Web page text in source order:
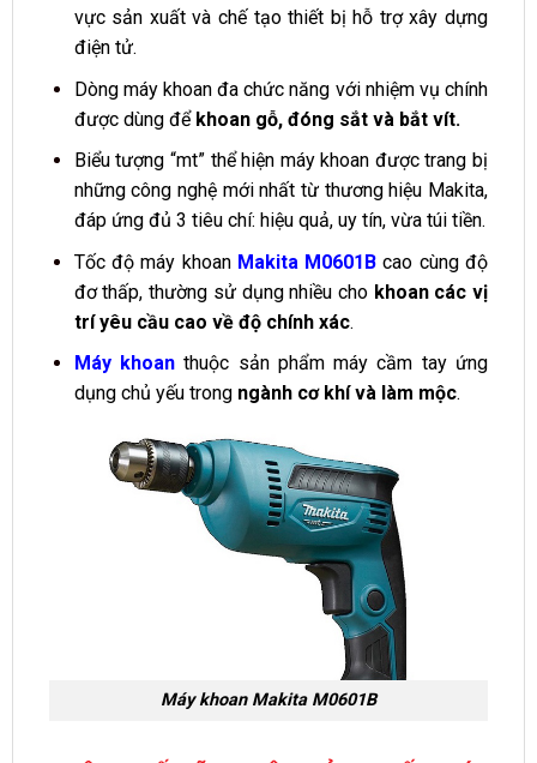
vực sản xuất và chế tạo thiết bị hỗ trợ xây dựng
điện tử.
Dòng máy khoan đa chức năng với nhiệm vụ chính
được dùng đểkhoan gỗ, đóng sắt và bắt vít.
Biểu tượng “mt” thể hiện máy khoan được trang bị
những công nghệ mới nhất từ thương hiệu Makita,
đáp ứng đủ 3 tiêu chí: hiệu quả, uy tín, vừa túi tiền.
Tốc độ máy khoan Makita M0601B cao cùng độ
đơ thấp, thường sử dụng nhiều cho khoan các vị
trí yêu cầu cao về độ chính xác.
Máy khoan thuộc sản phẩm máy cầm tay ứng
dụng chủ yếu trong ngành cơ khí và làm mộc.
Máy khoan Makita M0601B